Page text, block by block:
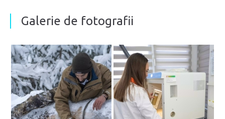
Galerie de fotografii